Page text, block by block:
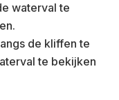
waterval te
de kliffen te
te bekijken